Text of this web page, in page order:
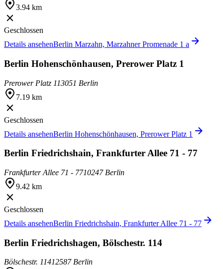
3.94 km
Geschlossen
Details ansehenBerlin Marzahn, Marzahner Promenade 1 a
Berlin Hohenschönhausen, Prerower Platz 1
Prerower Platz 113051 Berlin
7.19 km
Geschlossen
Details ansehenBerlin Hohenschönhausen, Prerower Platz 1
Berlin Friedrichshain, Frankfurter Allee 71 - 77
Frankfurter Allee 71 - 7710247 Berlin
9.42 km
Geschlossen
Details ansehenBerlin Friedrichshain, Frankfurter Allee 71 - 77
Berlin Friedrichshagen, Bölschestr. 114
Bölschestr. 11412587 Berlin